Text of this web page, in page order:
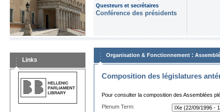
Questeurs et secrétaires
Conférence des présidents
Links
Organisation & Fonctionnement :
Composition des législatures
Pour consulter la composition des Assemblées
Plenum Term: